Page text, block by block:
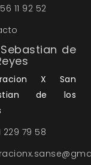
11 92 52
de
X San
de los
229 79 58